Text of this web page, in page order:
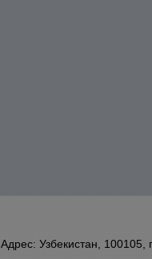
Адрес: Узбекистан, 100105,